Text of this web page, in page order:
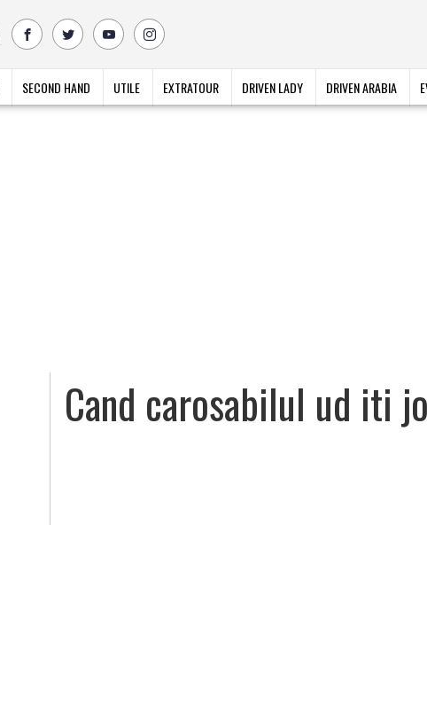
SECOND HAND UTILE EXTRATOUR DRIVEN LADY DRIVEN ARABIA
Cand carosabilul ud iti